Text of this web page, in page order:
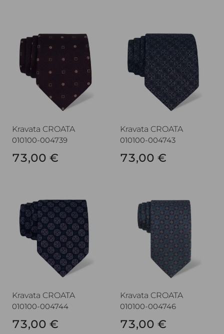
Kravata CROATA
010100-004739
73,00 €
Kravata CROATA
010100-004743
73,00 €
Kravata CROATA
010100-004744
73,00 €
Kravata CROATA
010100-004746
73,00 €